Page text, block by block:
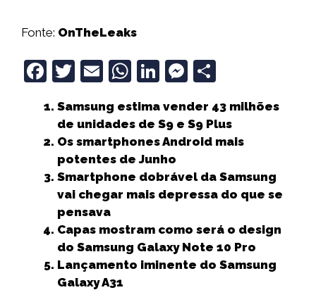
Fonte: OnTheLeaks
F
c
e
b
o
o
k
T
it
t
e
r
E
ai
l
W
a
ts
A
p
p
Li
k
e
dI
n
M
ss
e
g
e
r
a
r
Samsung estima vender 43 milhões
de unidades de S9 e S9 Plus
Os smartphones Android mais
potentes de Junho
Smartphone dobrável da Samsung
vai chegar mais depressa do que se
pensava
Capas mostram como será o design
do Samsung Galaxy Note 10 Pro
Lançamento iminente do Samsung
Galaxy A31